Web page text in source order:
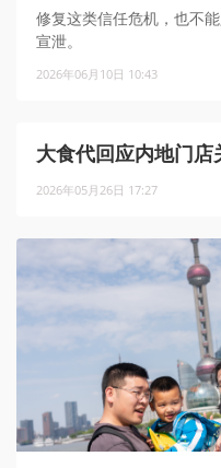
修复这类信任危机，也不
宣泄。
2026年06月10日 10:43
大食代回应内地门店
2026年05月26日 17:27